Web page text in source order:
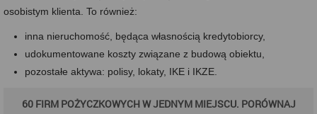
osobistym klienta. To również:
inna nieruchomość, będąca własnością kredytobiorcy,
udokumentowane koszty związane z budową obiektu,
pozostałe aktywa: polisy, lokaty, IKE i IKZE.
60 FIRM POŻYCZKOWYCH W JEDNYM MIEJSCU. PORÓWNAJ